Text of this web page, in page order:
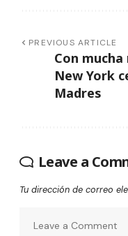
PREVIOUS ARTICLE
Con
New York
Madres
Leave a
Tu dirección de correo